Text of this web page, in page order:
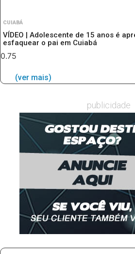
CUIABÁ
VÍDEO | Adolescente de 15 anos é
esfaquear o pai em Cuiabá
(ver mais)
publicidade